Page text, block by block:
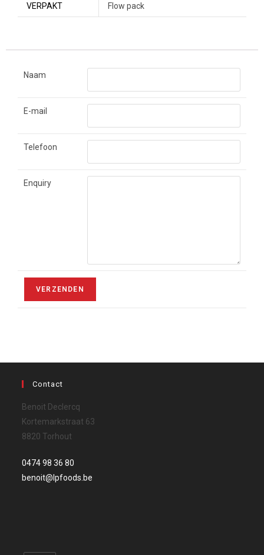
VERPAKT Flow pack
Naam
E-mail
Telefoon
Enquiry
Contact
Benoit Declercq
Kortemarkstraat 63
8820 Torhout
0474 98 36 80‬
benoit@lpfoods.be